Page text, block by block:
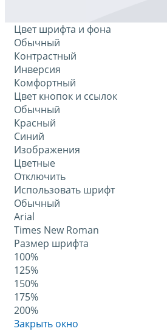
Цвет шрифта и фона
Обычный
Контрастный
Инверсия
Комфортный
Цвет кнопок и ссылок
Обычный
Красный
Синий
Изображения
Цветные
Отключить
Использовать шрифт
Обычный
Arial
Times New Roman
Размер шрифта
100%
125%
150%
175%
200%
Закрыть окно